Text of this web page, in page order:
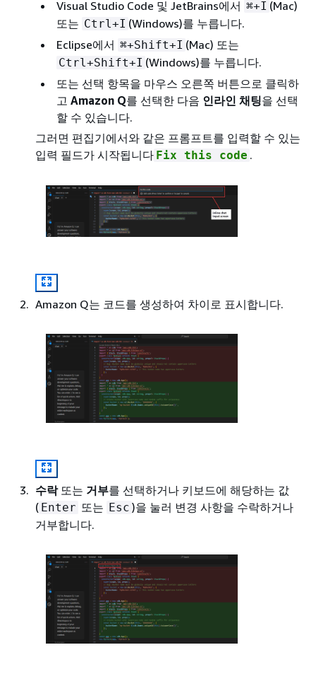
Visual Studio Code 및 JetBrains에서 ⌘+I (Mac)
또는 Ctrl+I (Windows)를 누릅니다.
Eclipse에서 ⌘+Shift+I (Mac) 또는
Ctrl+Shift+I (Windows)를 누릅니다.
또는 선택 항목을 마우스 오른쪽 버튼으로 클릭하
고 Amazon Q를 선택한 다음 인라인 채팅을 선택
할 수 있습니다.
그러면 편집기에서와 같은 프롬프트를 입력할 수 있는
입력 필드가 시작됩니다 Fix this code .
Amazon Q는 코드를 생성하여 차이로 표시합니다.
수락또는 거부를 선택하거나 키보드에 해당하는 값
( Enter 또는 Esc )을 눌러 변경 사항을 수락하거나
거부합니다.